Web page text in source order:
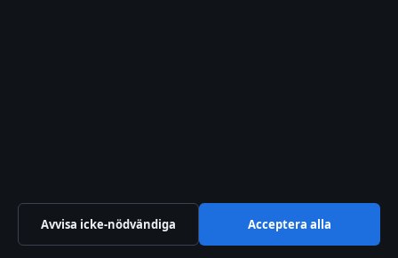
Innehållet är endast avsett för allmän information.
Avvisa icke-nödvändiga Acceptera alla